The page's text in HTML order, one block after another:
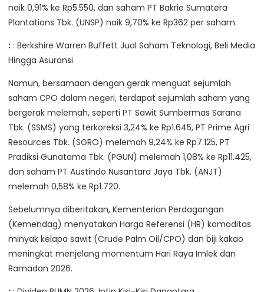
naik 0,91% ke Rp5.550, dan saham PT Bakrie Sumatera
Plantations Tbk. (UNSP) naik 9,70% ke Rp362 per saham.
: : Berkshire Warren Buffett Jual Saham Teknologi, Beli Media
Hingga Asuransi
Namun, bersamaan dengan gerak menguat sejumlah
saham CPO dalam negeri, terdapat sejumlah saham yang
bergerak melemah, seperti PT Sawit Sumbermas Sarana
Tbk. (SSMS) yang terkoreksi 3,24% ke Rp1.645, PT Prime Agri
Resources Tbk. (SGRO) melemah 9,24% ke Rp7.125, PT
Pradiksi Gunatama Tbk. (PGUN) melemah 1,08% ke Rp11.425,
dan saham PT Austindo Nusantara Jaya Tbk. (ANJT)
melemah 0,58% ke Rp1.720.
Sebelumnya diberitakan, Kementerian Perdagangan
(Kemendag) menyatakan Harga Referensi (HR) komoditas
minyak kelapa sawit (Crude Palm Oil/CPO) dan biji kakao
meningkat menjelang momentum Hari Raya Imlek dan
Ramadan 2026.